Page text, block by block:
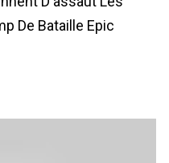
De Bataille Epic